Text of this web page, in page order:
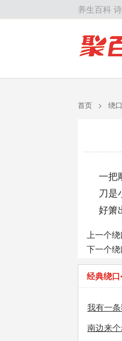
养生百科
首页 > 绕
一把
刀是
好箫
上一个绕
下一个绕
经典绕
我有一
南边来